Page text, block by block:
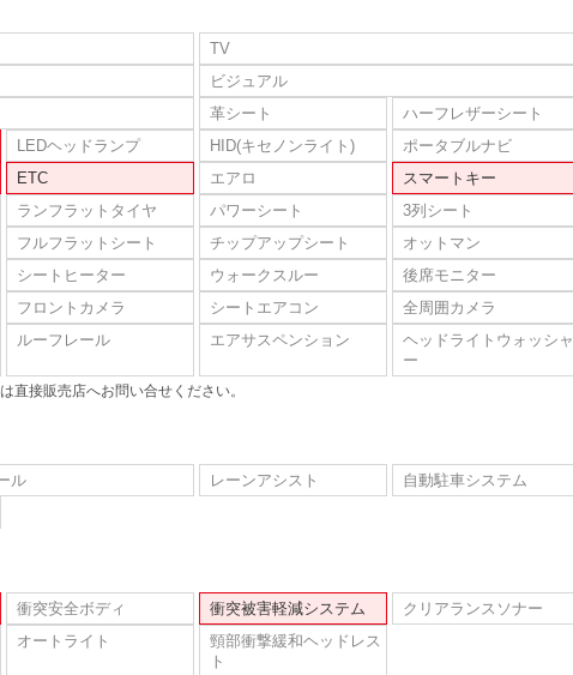
TV
ビジュアル
革シート
ハーフレザーシート
LEDヘッドランプ HID(キセノンライト)
ポータブルナビ
ETC エアロ
スマートキー
ランフラットタイヤ パワーシート
3列シート
フルフラットシート チップアップシート
オットマン
シートヒーター ウォークスルー
後席モニター
フロントカメラ シートエアコン
全周囲カメラ
ルーフレール エアサスペンション
ヘッドライトウォッシャ
ー
直接販売店へお問い合せください。
ル レーンアシスト
自動駐車システム
衝突安全ボディ 衝突被害軽減システム
クリアランスソナー
オートライト
頸部衝撃緩和ヘッドレス
ト